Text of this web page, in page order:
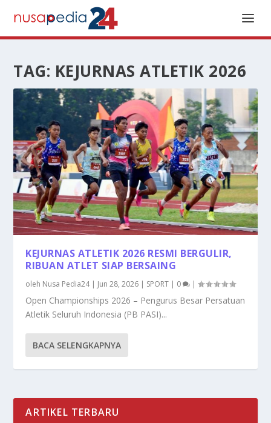
TAG: KEJURNAS ATLETIK 2026
KEJURNAS ATLETIK 2026 RESMI BERGULIR,
RIBUAN ATLET SIAP BERSAING
oleh Nusa Pedia24| Jun 28, 2026 | SPORT | 0 |
Open Championships 2026 – Pengurus Besar Persatuan
Atletik Seluruh Indonesia (PB PASI)...
BACA SELENGKAPNYA
ARTIKEL TERBARU